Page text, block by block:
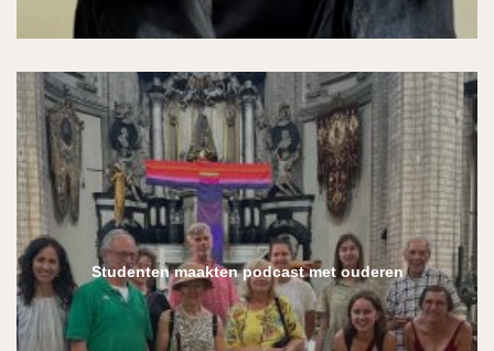
Studenten maakten podcast met ouderen